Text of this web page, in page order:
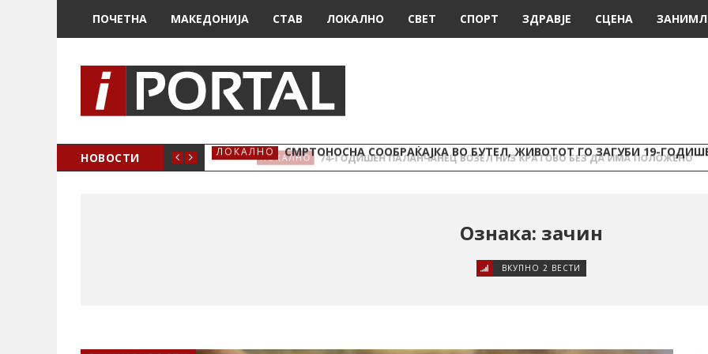
ПОЧЕТНА МАКЕДОНИЈА СТАВ ЛОКАЛНО СВЕТ СПОРТ ЗДРАВЈЕ СЦЕНА
НОВОСТИ ЛОКАЛНО СМРТОНОСНА СООБРАЌАЈКА ВО БУТЕЛ, ЖИВОТОТ ГО ЗАГУБИ 19-
Ознака: зачин
ВКУПНО 2 ВЕСТИ